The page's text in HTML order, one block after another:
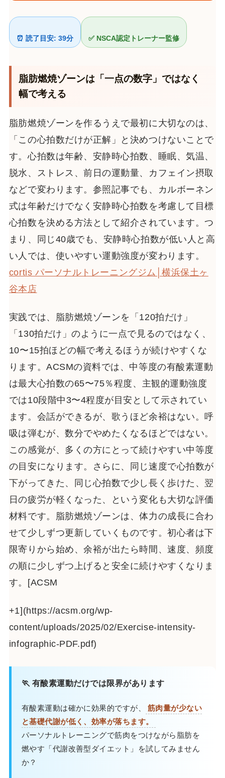
⏰ 読了目安: 39分 ✅ NSCA認定トレーナー監修
脂肪燃焼ゾーンは「一点の数字」ではなく
幅で考える
脂肪燃焼ゾーンを作るうえで最初に大切なのは、
「この心拍数だけが正解」と決めつけないことで
す。心拍数は年齢、安静時心拍数、睡眠、気温、
脱水、ストレス、前日の運動量、カフェイン摂取
などで変わります。参照記事でも、カルボーネン
式は年齢だけでなく安静時心拍数を考慮して目標
心拍数を決める方法として紹介されています。つ
まり、同じ40歳でも、安静時心拍数が低い人と高
い人では、使いやすい運動強度が変わります。
cortis パーソナルトレーニングジム│横浜保土ヶ
谷本店
実践では、脂肪燃焼ゾーンを「120拍だけ」
「130拍だけ」のように一点で見るのではなく、
10〜15拍ほどの幅で考えるほうが続けやすくな
ります。ACSMの資料では、中等度の有酸素運動
は最大心拍数の65〜75％程度、主観的運動強度
では10段階中3〜4程度が目安として示されてい
ます。会話ができるが、歌うほど余裕はない。呼
吸は弾むが、数分でやめたくなるほどではない。
この感覚が、多くの方にとって続けやすい中等度
の目安になります。さらに、同じ速度で心拍数が
下がってきた、同じ心拍数で少し長く歩けた、翌
日の疲労が軽くなった、という変化も大切な評価
材料です。脂肪燃焼ゾーンは、体力の成長に合わ
せて少しずつ更新していくものです。初心者は下
限寄りから始め、余裕が出たら時間、速度、頻度
の順に少しずつ上げると安全に続けやすくなりま
す。[ACSM
+1](https://acsm.org/wp-
content/uploads/2025/02/Exercise-intensity-
infographic-PDF.pdf)
🏃 有酸素運動だけでは限界があります
有酸素運動は確かに効果的ですが、
筋肉量が少ない
と基礎代謝が低く、効率が落ちます。
パーソナルトレーニングで筋肉をつけながら脂肪を
燃やす「代謝改善型ダイエット」を試してみません
か？